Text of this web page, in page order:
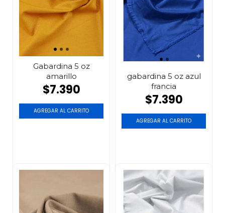
Gabardina 5 oz
amarillo
$7.390
AGREGAR AL CARRITO
gabardina 5 oz azul
francia
$7.390